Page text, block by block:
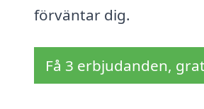
förväntar dig.
Få 3 erbjudanden,